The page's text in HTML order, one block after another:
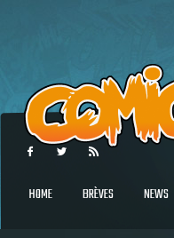
HOME BRÈVES NEWS